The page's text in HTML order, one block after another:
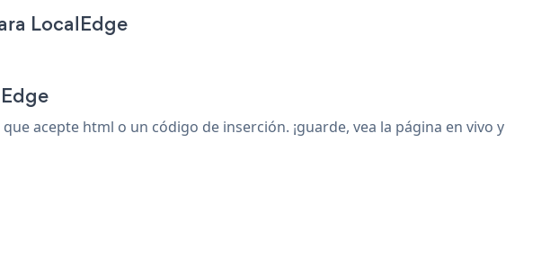
LocalEdge
acepte html o un código de inserción. ¡guarde, vea la página en vivo y